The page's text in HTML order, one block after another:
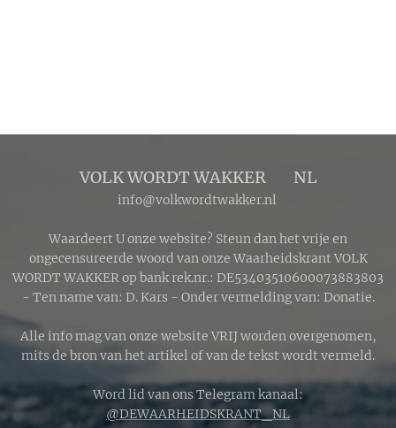
VOLK WORDT WAKKER 🔴 NL
info@volkwordtwakker.nl
Waardeert U onze website? Steun dan het vrije en
ongecensureerde woord van onze Waarheidskrant VOLK
WORDT WAKKER op bank rek.nr.: DE53403510600073883803
- Ten name van: D. Kars - Onder vermelding van: Donatie.
Alle info mag van onze website VRIJ worden overgenomen,
mits de bron van het artikel of van de tekst wordt vermeld.
Word lid van ons Telegram kanaal:
@DEWAARHEIDSKRANT_NL